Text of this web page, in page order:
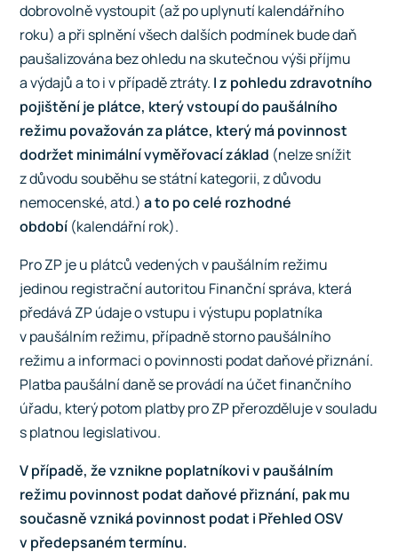
dobrovolně vystoupit (až po uplynutí kalendářního
roku) a při splnění všech dalších podmínek bude daň
paušalizována bez ohledu na skutečnou výši příjmu
a výdajů a to i v případě ztráty. I z pohledu zdravotního
pojištění je plátce, který vstoupí do paušálního
režimu považován za plátce, který má povinnost
dodržet minimální vyměřovací základ (nelze snížit
z důvodu souběhu se státní kategorii, z důvodu
nemocenské, atd.)a to po celé rozhodné
období (kalendářní rok).
Pro ZP je u plátců vedených v paušálním režimu
jedinou registrační autoritou Finanční správa, která
předává ZP údaje o vstupu i výstupu poplatníka
v paušálním režimu, případně storno paušálního
režimu a informaci o povinnosti podat daňové přiznání.
Platba paušální daně se provádí na účet finančního
úřadu, který potom platby pro ZP přerozděluje v souladu
s platnou legislativou.
V případě, že vznikne poplatníkovi v paušálním
režimu povinnost podat daňové přiznání, pak mu
současně vzniká povinnost podat i Přehled OSV
v předepsaném termínu.